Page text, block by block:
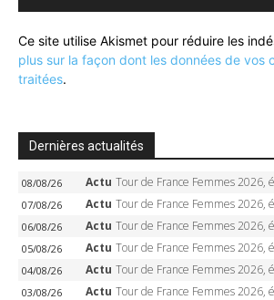
Ce site utilise Akismet pour réduire les
plus sur la façon dont les données de vos
traitées.
Dernières actualités
08/08/26 Actu Tour de France Femmes 2026, étape 8 – Demi Vollering gagne à Nice, reprend le jaune,
07/08/26 Actu Tour de France Femmes 2026, étape 7 – Kasia Niewiadoma gagne le Ventoux, maillot jaune,
06/08/26 Actu Tour de France Femmes 2026, étape 6 – Kim Le Court-Pienaar gagne à
05/08/26 Actu Tour de France Femmes 2026, étape 5 – Demi Vollering gagne à Belleville, Reusser en jaune,
04/08/26 Actu Tour de France Femmes 2026, étape 4 – Marlen Reusser écrase le chrono,
03/08/26 Actu Tour de France Femmes 2026, étape 3 – Sigrid Haugset en solitaire, 88 km